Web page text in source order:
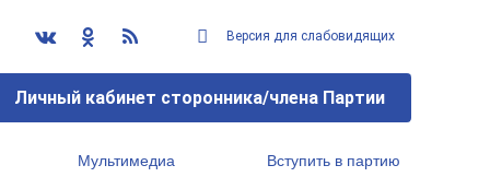
Версия для слабовидящих
Личный кабинет сторонника/члена Партии
Мультимедиа Вступить в партию